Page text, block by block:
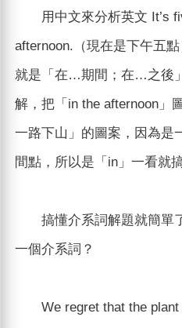
用中文來分析英文 It’s
afternoon.（現在是下午五點
就是「在…期間；在…之後
解，把「in the afternoon」
一路下山」的圖案，因為是
間點，所以是「in」一看就搞
搞懂介系詞解題就簡單
一個介系詞？
We regret that the plant